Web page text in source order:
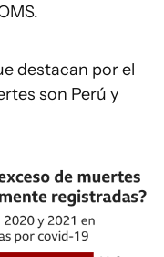
destacan por el
son Perú y